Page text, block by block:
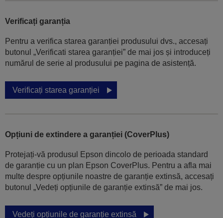
Verificați garanția
Pentru a verifica starea garanției produsului dvs., accesați
butonul „Verificati starea garanției” de mai jos și introduceți
numărul de serie al produsului pe pagina de asistență.
Verificați starea garanției
Opțiuni de extindere a garanției (CoverPlus)
Protejați-vă produsul Epson dincolo de perioada standard
de garanție cu un plan Epson CoverPlus. Pentru a afla mai
multe despre opțiunile noastre de garanție extinsă, accesați
butonul „Vedeți opțiunile de garanție extinsă” de mai jos.
Vedeți opțiunile de garanție extinsă